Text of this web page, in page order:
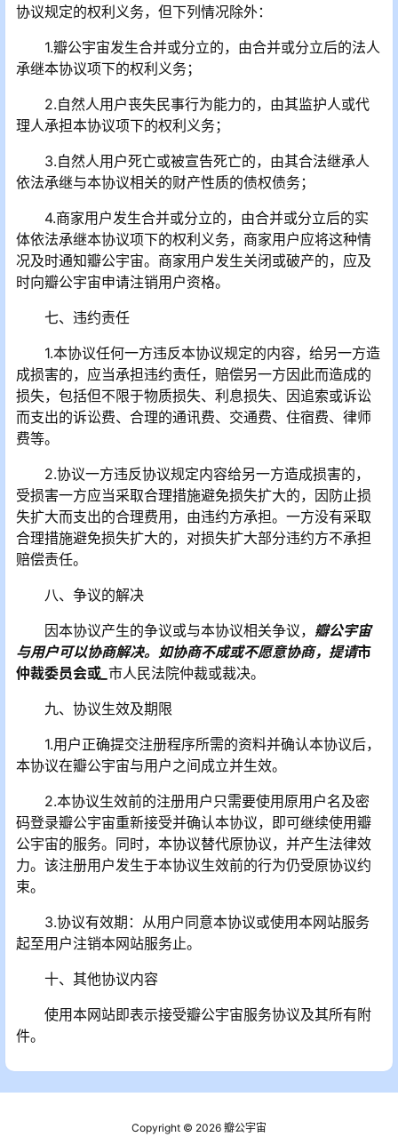
协议规定的权利义务，但下列情况除外：
1.瓣公宇宙发生合并或分立的，由合并或分立后的法人
承继本协议项下的权利义务；
2.自然人用户丧失民事行为能力的，由其监护人或代
理人承担本协议项下的权利义务；
3.自然人用户死亡或被宣告死亡的，由其合法继承人
依法承继与本协议相关的财产性质的债权债务；
4.商家用户发生合并或分立的，由合并或分立后的实
体依法承继本协议项下的权利义务，商家用户应将这种情
况及时通知瓣公宇宙。商家用户发生关闭或破产的，应及
时向瓣公宇宙申请注销用户资格。
七、违约责任
1.本协议任何一方违反本协议规定的内容，给另一方造
成损害的，应当承担违约责任，赔偿另一方因此而造成的
损失，包括但不限于物质损失、利息损失、因追索或诉讼
而支出的诉讼费、合理的通讯费、交通费、住宿费、律师
费等。
2.协议一方违反协议规定内容给另一方造成损害的，
受损害一方应当采取合理措施避免损失扩大的，因防止损
失扩大而支出的合理费用，由违约方承担。一方没有采取
合理措施避免损失扩大的，对损失扩大部分违约方不承担
赔偿责任。
八、争议的解决
因本协议产生的争议或与本协议相关争议， 瓣公宇宙
与用户可以协商解决。如协商不成或不愿意协商，提请市
仲裁委员会或 市人民法院仲裁或裁决。
九、协议生效及期限
1.用户正确提交注册程序所需的资料并确认本协议后，
本协议在瓣公宇宙与用户之间成立并生效。
2.本协议生效前的注册用户只需要使用原用户名及密
码登录瓣公宇宙重新接受并确认本协议，即可继续使用瓣
公宇宙的服务。同时，本协议替代原协议，并产生法律效
力。该注册用户发生于本协议生效前的行为仍受原协议约
束。
3.协议有效期：从用户同意本协议或使用本网站服务
起至用户注销本网站服务止。
十、其他协议内容
使用本网站即表示接受瓣公宇宙服务协议及其所有附
件。
Copyright © 2026 瓣公宇宙